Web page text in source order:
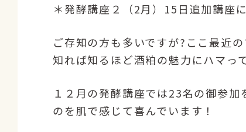
＊発酵講座２（2月）15日追加講座
ご存知の方も多いですが? ここ最近
知れば知るほど酒粕の魅力にハマっ
１２月の発酵講座では23名の御参
のを肌で感じて喜んでいます！